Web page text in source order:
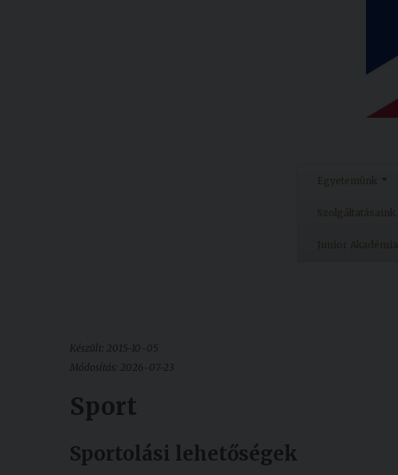
Egyetemünk
Szolgáltatásaink
Junior Akadémia
Készült: 2015-10-05
Módosítás: 2026-07-23
Sport
Sportolási lehetőségek